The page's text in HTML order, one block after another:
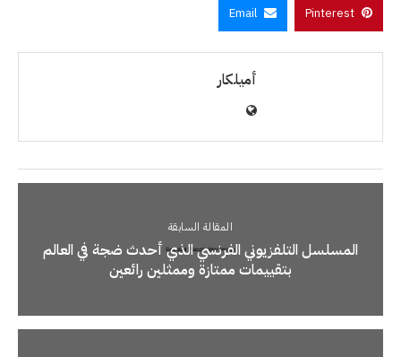
Pinterest
Email
أميلكار
المقالة السابقة
المسلسل التلفزيوني الفرنسي الذي أحدث ضجة في العالم
بتقييمات ممتازة وممثلين رائعين